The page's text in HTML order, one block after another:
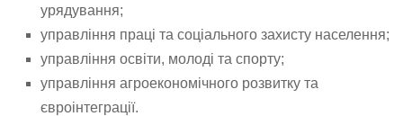
урядування;
управління праці та соціального захисту населення;
управління освіти, молоді та спорту;
управління агроекономічного розвитку та
євроінтеграції.